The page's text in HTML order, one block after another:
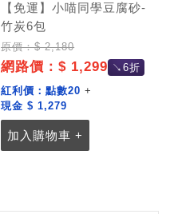
【免運】小喵同學豆腐砂-
竹炭6包
原價：$ 2,180
網路價：$ 1,299 ↘6折
紅利價：點數20 +
現金 $ 1,279
加入購物車 +